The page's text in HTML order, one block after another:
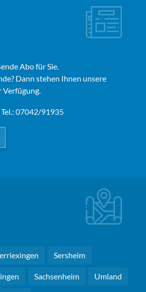
Abo für Sie.
Dann stehen Ihnen unsere
Verfügung.
Tel.: 07042/91935
Sersheim
Sachsenheim Umland